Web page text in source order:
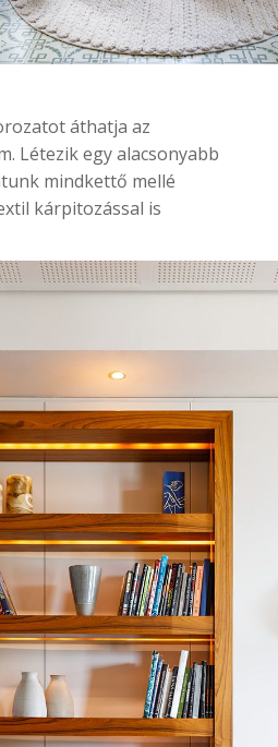
áthatja az
Létezik egy alacsonyabb
mindkettő mellé
kárpitozással is